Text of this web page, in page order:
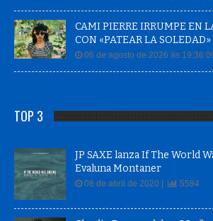
CAMI PIERRE IRRUMPE EN
CON «PATEAR LA SOLEDAD»
06 de agosto de 2026 às
TOP 3
JP SAXE lanza If The World
Evaluna Montaner
08 de abril de 2020 | 5594